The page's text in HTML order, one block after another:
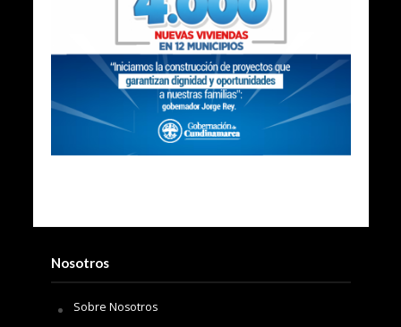
Nosotros
Sobre Nosotros